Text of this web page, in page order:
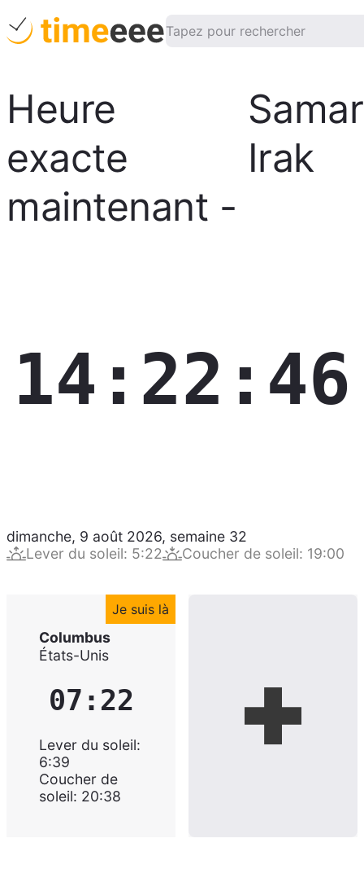
Heure
exacte
maintenant -
Irak
14:22:46
dimanche, 9 août 2026, semaine 32
Lever du soleil: 5:22 Coucher de soleil: 19:00
Je suis là
Columbus
États-Unis
07:22
Lever du soleil:
6:39
Coucher de
soleil: 20:38